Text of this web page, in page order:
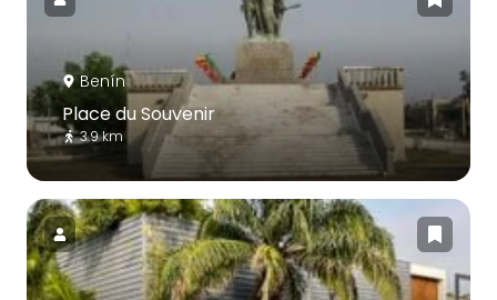
Benín
Place du Souvenir
3.9 km